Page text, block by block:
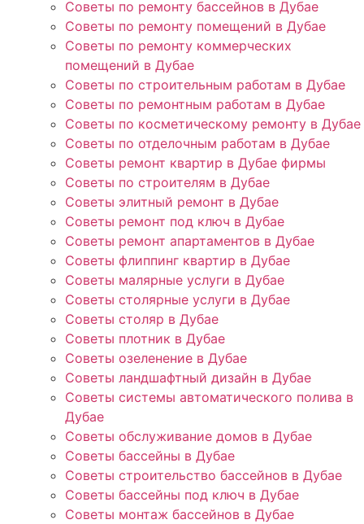
Советы по ремонту бассейнов в Дубае
Советы по ремонту помещений в Дубае
Советы по ремонту коммерческих
помещений в Дубае
Советы по строительным работам в Дубае
Советы по ремонтным работам в Дубае
Советы по косметическому ремонту в Дубае
Советы по отделочным работам в Дубае
Советы ремонт квартир в Дубае фирмы
Советы по строителям в Дубае
Советы элитный ремонт в Дубае
Советы ремонт под ключ в Дубае
Советы ремонт апартаментов в Дубае
Советы флиппинг квартир в Дубае
Советы малярные услуги в Дубае
Советы столярные услуги в Дубае
Советы столяр в Дубае
Советы плотник в Дубае
Советы озеленение в Дубае
Советы ландшафтный дизайн в Дубае
Советы системы автоматического полива в
Дубае
Советы обслуживание домов в Дубае
Советы бассейны в Дубае
Советы строительство бассейнов в Дубае
Советы бассейны под ключ в Дубае
Советы монтаж бассейнов в Дубае